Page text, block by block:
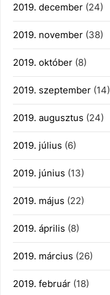
2019. december (24)
2019. november (38)
2019. október (8)
2019. szeptember (14)
2019. augusztus (24)
2019. július (6)
2019. június (13)
2019. május (22)
2019. április (8)
2019. március (26)
2019. február (18)